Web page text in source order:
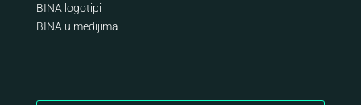
BINA logotipi
BINA u medijima